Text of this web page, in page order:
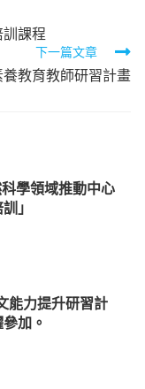
課程
下一篇文章
教育教師研習計畫
學領域推動中心
」
能力提升研習計
加。